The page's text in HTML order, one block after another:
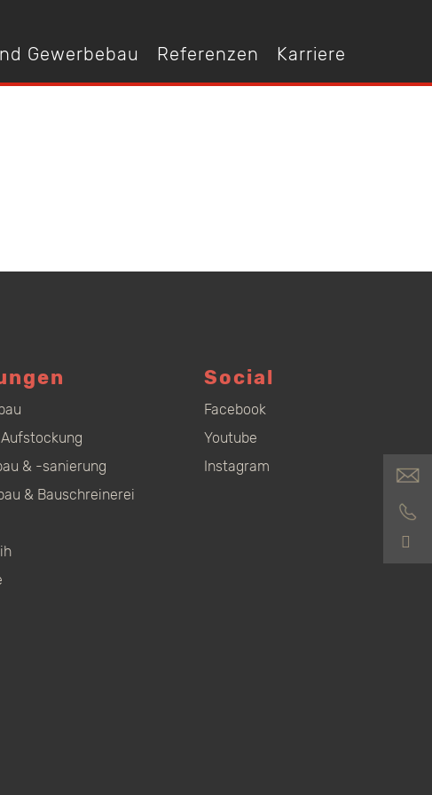
Gewerbebau Referenzen Karriere
& -sanierung
& Bauschreinerei
Social
Facebook
Youtube
Instagram